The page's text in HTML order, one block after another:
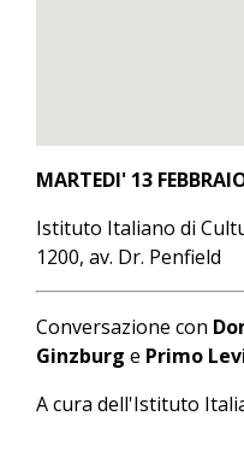
MARTEDI' 13
Istituto Italiano di
1200, av. Dr. Penfield
Conversazione con
Ginzburg e Primo
A cura dell'Istituto